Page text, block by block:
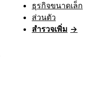
ธุรกิจขนาดเล็ก
ส่วนตัว
สำรวจเพิ่ม →